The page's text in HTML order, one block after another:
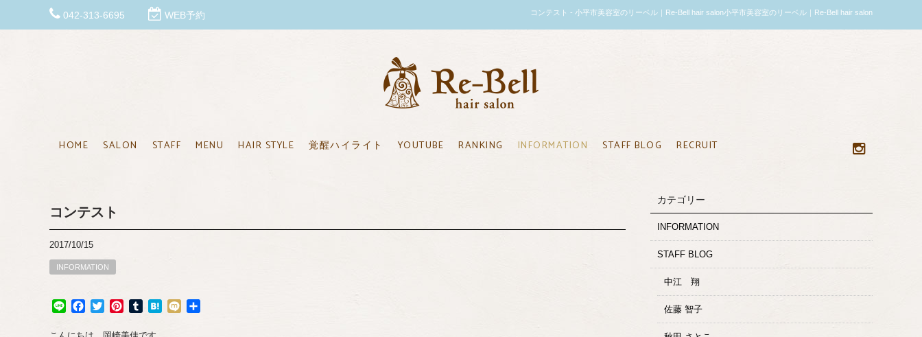
042-313-6695 WEB予約 コンテスト - 小平市美容室のリーベル｜Re-Bell hair salon小平市美容室のリーベル｜Re-Bell hair salon
HOME SALON STAFF MENU HAIR STYLE 覚醒ハイライト YOUTUBE RANKING INFORMATION STAFF BLOG RECRUIT
コンテスト
2017/10/15
INFORMATION
Line Facebook
TwitterPinterestTumblrHatena
Mixi
カテゴリー
INFORMATION
STAFF BLOG
中江 翔
佐藤 智子